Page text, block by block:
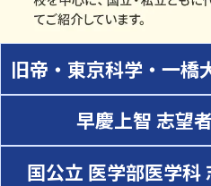
旧帝・東京科学・一橋
早慶上智 志望
国公立 医学部医学科